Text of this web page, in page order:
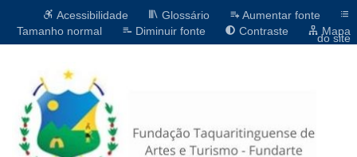
Acessibilidade Glossário
Aumentar fonte
Tamanho normal
Diminuir fonte Contraste Mapa
do site